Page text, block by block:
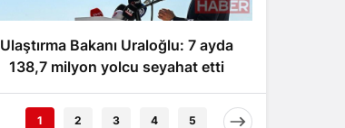
Sistem Modu
Sistem modunu seçin.
Ulaştırma Bakanı Uraloğlu: 7 ayda
138,7 milyon yolcu seyahat etti
1 2 3 4 5